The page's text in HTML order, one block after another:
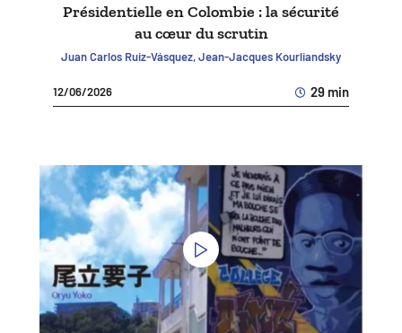
Présidentielle en Colombie : la sécurité
au cœur du scrutin
Juan Carlos Ruiz-Vásquez, Jean-Jacques Kourliandsky
12/06/2026 29 min